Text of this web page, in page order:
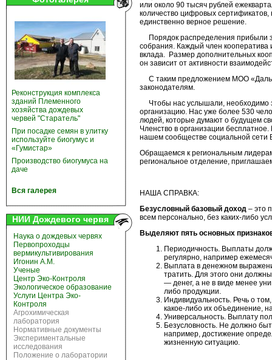
Реконструкция комплекса
зданий Племенного
хозяйства дождевых
червей "Старатель"
При посадке семян в улитку
используйте биогумус и
«Гумистар»
Производство биогумуса на
даче
Вся галерея
НИИ Дождевого червя
Наука о дождевых червях
Первопроходцы
вермикультивирования
Игонин А.М.
Ученые
Центр Эко-Контроля
Экологическое образование
Услуги Центра Эко-
Контроля
Агрохимическая
лаборатория
Нормативные документы
Экспериментальные
исследования
Положение о лаборатории
или около 90 тысяч рублей
количество цифровых
единственно верное решение.
Порядок распределения прибыли
собрания. Каждый член кооператива
вклада. Размер дополнительных
он зависит от активности
С таким предложением МОО
законодателям.
Чтобы нас услышали, необходимо
организацию. Нас уже более 530
людей, которые думают о будущем
Членство в организации
нашем сообществе социальной сети
Обращаемся к региональным
региональное отделение,
НАША СПРАВКА:
Безусловный базовый доход – это
всем персонально, без каких-либо
Выделяют пять основных
Периодичность. Выплаты
регулярно, например
Выплата в денежном
тратить. Для этого они
— денег, а не в виде менее
либо продукции.
Индивидуальность. Речь о
какое-либо их объединение,
Универсальность. Выплату
Безусловность. Не должно
например, достижение
жизненную ситуацию.